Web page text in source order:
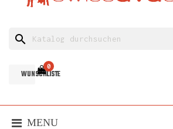
search
WUNSCHLISTE
0
MENU